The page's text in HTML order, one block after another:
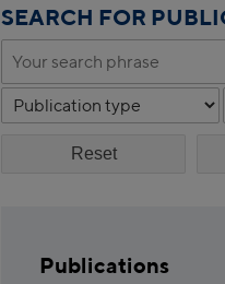
SEARCH FOR
Reset
Publications